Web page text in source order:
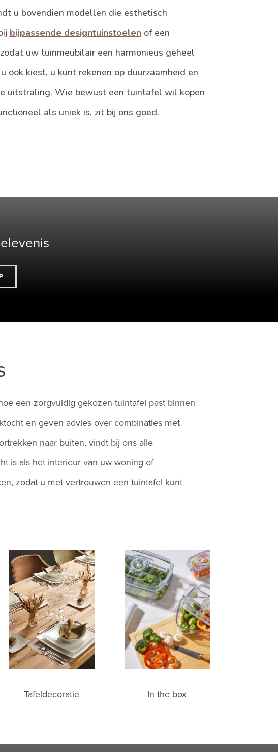
u bovendien modellen die esthetisch
bijpassende designtuinstoelenof een
uw tuinmeubilair een harmonieus geheel
ook kiest, u kunt rekenen op duurzaamheid en
uitstraling. Wie bewust een tuintafel wil kopen
als uniek is, zit bij ons goed.
een zorgvuldig gekozen tuintafel past binnen
en geven advies over combinaties met
naar buiten, vindt bij ons alle
is als het interieur van uw woning of
zodat u met vertrouwen een tuintafel kunt
Tafeldecoratie In the box